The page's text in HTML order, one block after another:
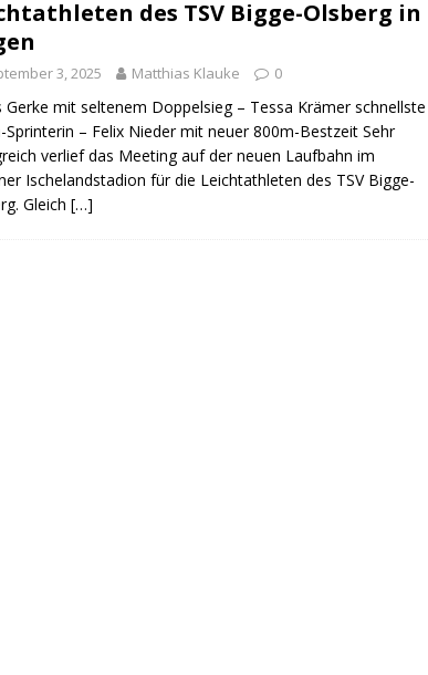
des TSV Bigge-Olsberg in
3, 2025 Matthias Klauke 0
Gerke mit seltenem Doppelsieg – Tessa Krämer schnellste
Sprinterin – Felix Nieder mit neuer 800m-Bestzeit Sehr
verlief das Meeting auf der neuen Laufbahn im
Ischelandstadion für die Leichtathleten des TSV Bigge-
Gleich […]